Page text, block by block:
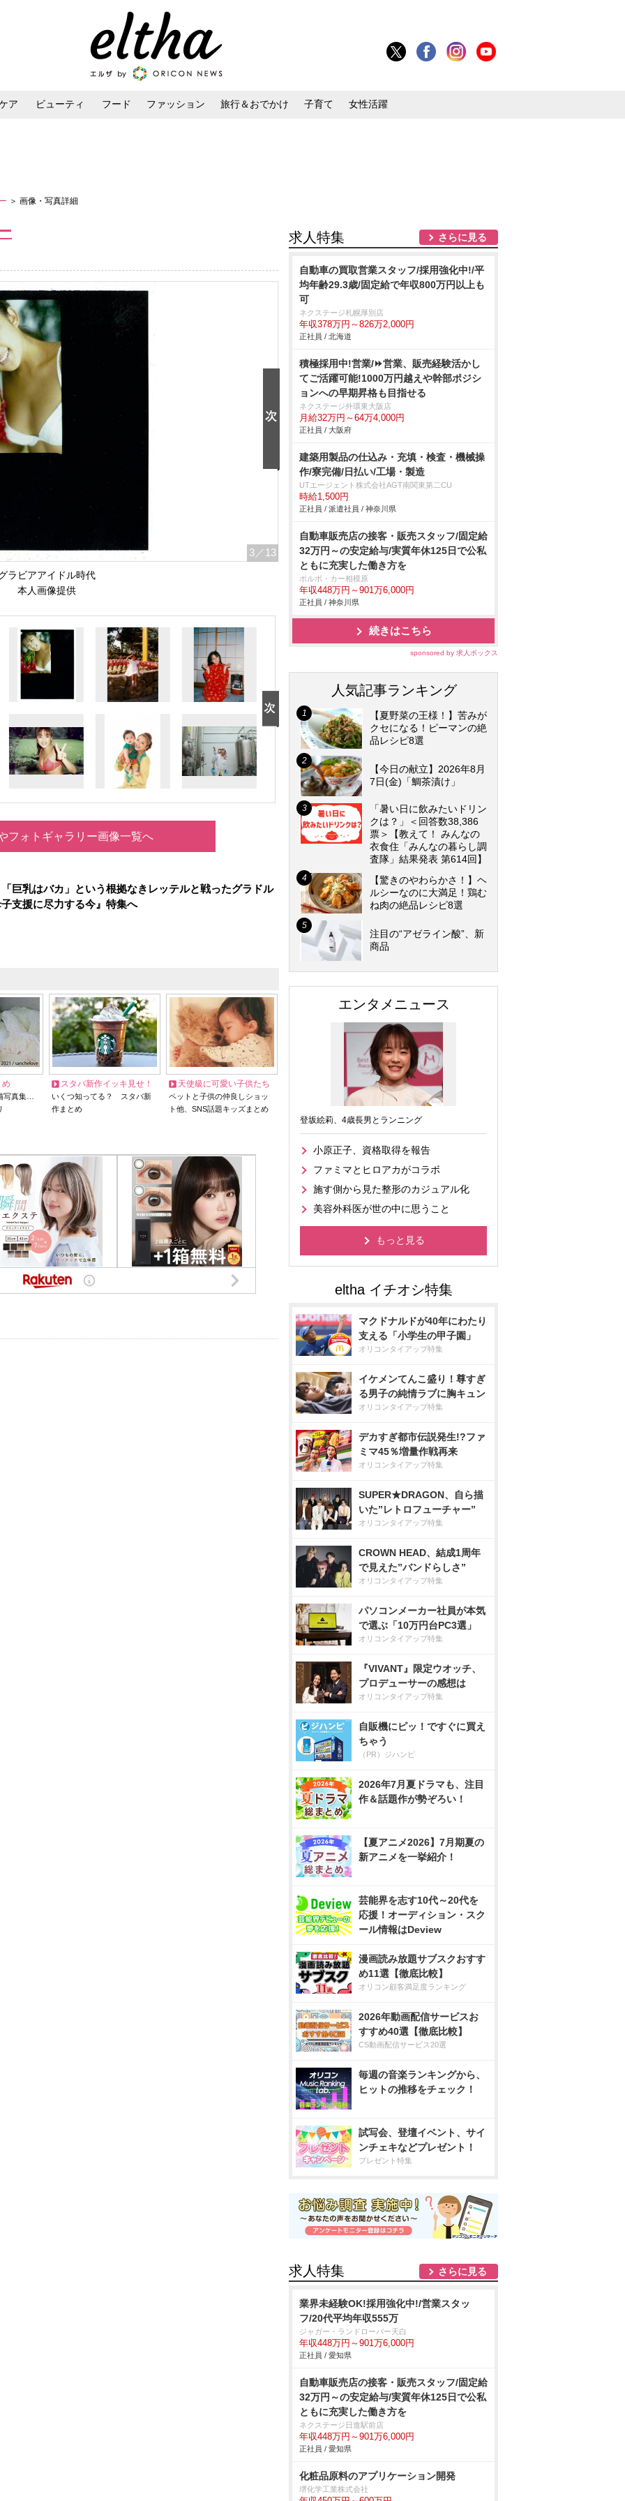
ア ビューティ フード ファッション 旅行＆おでかけ 子育て 女性活躍
＞ 画像・写真詳細
3 ／13
ラビアアイドル時代
本人画像提供
フォトギャラリー画像一覧へ
巨乳はバカ」という根拠なきレッテルと戦ったグラドル
支援に尽力する今』特集へ
め
写真集…
スタバ新作イッキ見せ！
いくつ知ってる？ スタバ新
作まとめ
天使級に可愛い子供たち
ペットと子供の仲良しショッ
ト他、SNS話題キッズまとめ
求人特集 さらに見る
自動車の買取営業スタッフ/採用強化中!/平
均年齢29.3歳/固定給で年収800万円以上も
可
ネクステージ札幌厚別店
年収378万円～826万2,000円
正社員 / 北海道
積極採用中!営業/⏩️営業、販売経験活かし
てご活躍可能!1000万円越えや幹部ポジシ
ョンへの早期昇格も目指せる
ネクステージ外環東大阪店
月給32万円～64万4,000円
正社員 / 大阪府
建築用製品の仕込み・充填・検査・機械操
作/寮完備/日払い/工場・製造
UTエージェント株式会社AGT南関東第二CU
時給1,500円
正社員 / 派遣社員 / 神奈川県
自動車販売店の接客・販売スタッフ/固定給
32万円～の安定給与/実質年休125日で公私
ともに充実した働き方を
ボルボ・カー相模原
年収448万円～901万6,000円
正社員 / 神奈川県
続きはこちら
sponsored by 求人ボックス
人気記事ランキング
【夏野菜の王様！】苦みが
クセになる！ピーマンの絶
品レシピ8選
【今日の献立】2026年8月
7日(金)「鯛茶漬け」
「暑い日に飲みたいドリン
クは？」＜回答数38,386
票＞【教えて！ みんなの
衣食住「みんなの暮らし調
査隊」結果発表 第614回】
【驚きのやわらかさ！】ヘ
ルシーなのに大満足！鶏む
ね肉の絶品レシピ8選
注目の“アゼライン酸”、新
商品
エンタメニュース
登坂絵莉、4歳長男とランニング
小原正子、資格取得を報告
ファミマとヒロアカがコラボ
施す側から見た整形のカジュアル化
美容外科医が世の中に思うこと
もっと見る
マクドナルドが40年にわたり
支える「小学生の甲子園」
オリコンタイアップ特集
イケメンてんこ盛り！尊すぎ
る男子の純情ラブに胸キュン
オリコンタイアップ特集
デカすぎ都市伝説発生!?ファ
ミマ45％増量作戦再来
オリコンタイアップ特集
SUPER★DRAGON、自ら描
いた”レトロフューチャー”
オリコンタイアップ特集
CROWN HEAD、結成1周年
で見えた”バンドらしさ”
オリコンタイアップ特集
パソコンメーカー社員が本気
で選ぶ「10万円台PC3選」
オリコンタイアップ特集
『VIVANT』限定ウオッチ、
プロデューサーの感想は
オリコンタイアップ特集
自販機にピッ！ですぐに買え
ちゃう
（PR）ジハンピ
2026年7月夏ドラマも、注目
作＆話題作が勢ぞろい！
【夏アニメ2026】7月期夏の
新アニメを一挙紹介！
芸能界を志す10代～20代を
応援！オーディション・スク
ール情報はDeview
漫画読み放題サブスクおすす
め11選【徹底比較】
オリコン顧客満足度ランキング
2026年動画配信サービスお
すすめ40選【徹底比較】
CS動画配信サービス20選
毎週の音楽ランキングから、
ヒットの推移をチェック！
試写会、登壇イベント、サイ
ンチェキなどプレゼント！
プレゼント特集
求人特集 さらに見る
業界未経験OK!採用強化中!/営業スタッ
フ/20代平均年収555万
ジャガー・ランドローバー天白
年収448万円～901万6,000円
正社員 / 愛知県
自動車販売店の接客・販売スタッフ/固定給
32万円～の安定給与/実質年休125日で公私
ともに充実した働き方を
ネクステージ日進駅前店
年収448万円～901万6,000円
正社員 / 愛知県
化粧品原料のアプリケーション開発
堺化学工業株式会社